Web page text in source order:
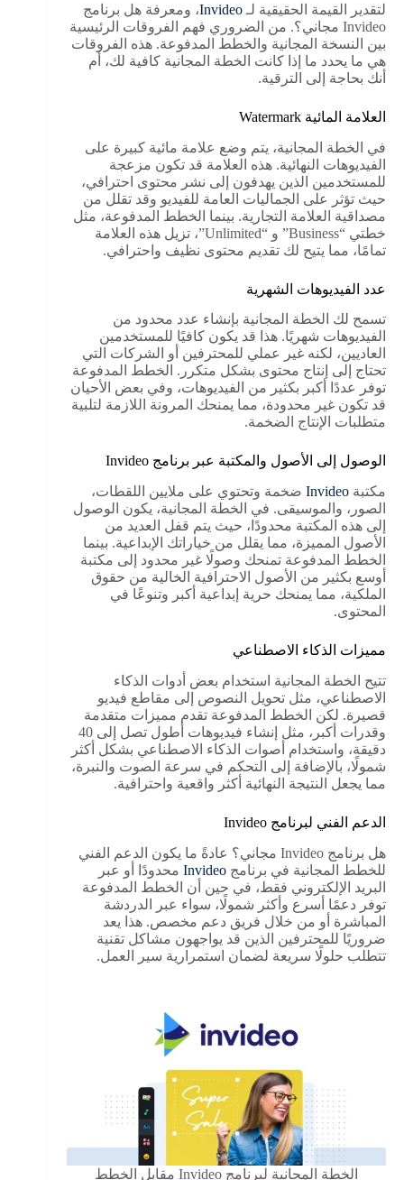
لتقدير القيمة الحقيقية لـ Invideo، ومعرفة هل برنامج
Invideo مجاني؟. من الضروري فهم الفروقات الرئيسية
بين النسخة المجانية والخطط المدفوعة. هذه الفروقات
هي ما يحدد ما إذا كانت الخطة المجانية كافية لك، أم
أنك بحاجة إلى الترقية.
العلامة المائية Watermark
في الخطة المجانية، يتم وضع علامة مائية كبيرة على
الفيديوهات النهائية. هذه العلامة قد تكون مزعجة
للمستخدمين الذين يهدفون إلى نشر محتوى احترافي،
حيث تؤثر على الجماليات العامة للفيديو وقد تقلل من
مصداقية العلامة التجارية. بينما الخطط المدفوعة، مثل
خطتي “Business” و “Unlimited”، تزيل هذه العلامة
تمامًا، مما يتيح لك تقديم محتوى نظيف واحترافي.
عدد الفيديوهات الشهرية
تسمح لك الخطة المجانية بإنشاء عدد محدود من
الفيديوهات شهريًا. هذا قد يكون كافيًا للمستخدمين
العاديين، لكنه غير عملي للمحترفين أو الشركات التي
تحتاج إلى إنتاج محتوى بشكل متكرر. الخطط المدفوعة
توفر عددًا أكبر بكثير من الفيديوهات، وفي بعض الأحيان
قد تكون غير محدودة، مما يمنحك المرونة اللازمة لتلبية
متطلبات الإنتاج الضخمة.
الوصول إلى الأصول والمكتبة عبر برنامج Invideo
مكتبة Invideo ضخمة وتحتوي على ملايين اللقطات،
الصور، والموسيقى. في الخطة المجانية، يكون الوصول
إلى هذه المكتبة محدودًا، حيث يتم قفل العديد من
الأصول المميزة، مما يقلل من خياراتك الإبداعية. بينما
الخطط المدفوعة تمنحك وصولًا غير محدود إلى مكتبة
أوسع بكثير من الأصول الاحترافية الخالية من حقوق
الملكية، مما يمنحك حرية إبداعية أكبر وتنوعًا في
المحتوى.
مميزات الذكاء الاصطناعي
تتيح الخطة المجانية استخدام بعض أدوات الذكاء
الاصطناعي، مثل تحويل النصوص إلى مقاطع فيديو
قصيرة. لكن الخطط المدفوعة تقدم مميزات متقدمة
وقدرات أكبر، مثل إنشاء فيديوهات أطول تصل إلى 40
دقيقة، واستخدام أصوات الذكاء الاصطناعي بشكل أكثر
شمولًا، بالإضافة إلى التحكم في سرعة الصوت والنبرة،
مما يجعل النتيجة النهائية أكثر واقعية واحترافية.
الدعم الفني لبرنامج Invideo
هل برنامج Invideo مجاني؟ عادةً ما يكون الدعم الفني
للخطط المجانية في برنامج Invideo محدودًا أو عبر
البريد الإلكتروني فقط، في حين أن الخطط المدفوعة
توفر دعمًا أسرع وأكثر شمولًا، سواء عبر الدردشة
المباشرة أو من خلال فريق دعم مخصص. هذا يعد
ضروريًا للمحترفين الذين قد يواجهون مشاكل تقنية
تتطلب حلولًا سريعة لضمان استمرارية سير العمل.
الخطة المجانية لبرنامج Invideo مقابل الخطط